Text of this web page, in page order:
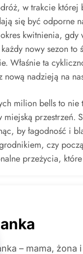
w trakcie
się być odporne
kwitnienia, gdy
nowy sezon
Właśnie ta
nową nadzieją na
milion bells to
miejską
by łagodność i
czy
przeżycia,
– mama,